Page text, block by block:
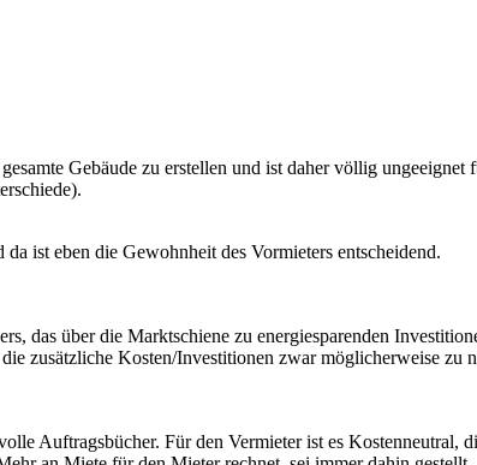
Gebäude zu erstellen und ist daher völlig ungeeignet
ist eben die Gewohnheit des Vormieters entscheidend.
das über die Marktschiene zu energiesparenden
zusätzliche Kosten/Investitionen zwar möglicherweise zu
Auftragsbücher. Für den Vermieter ist es Kostenneutral,